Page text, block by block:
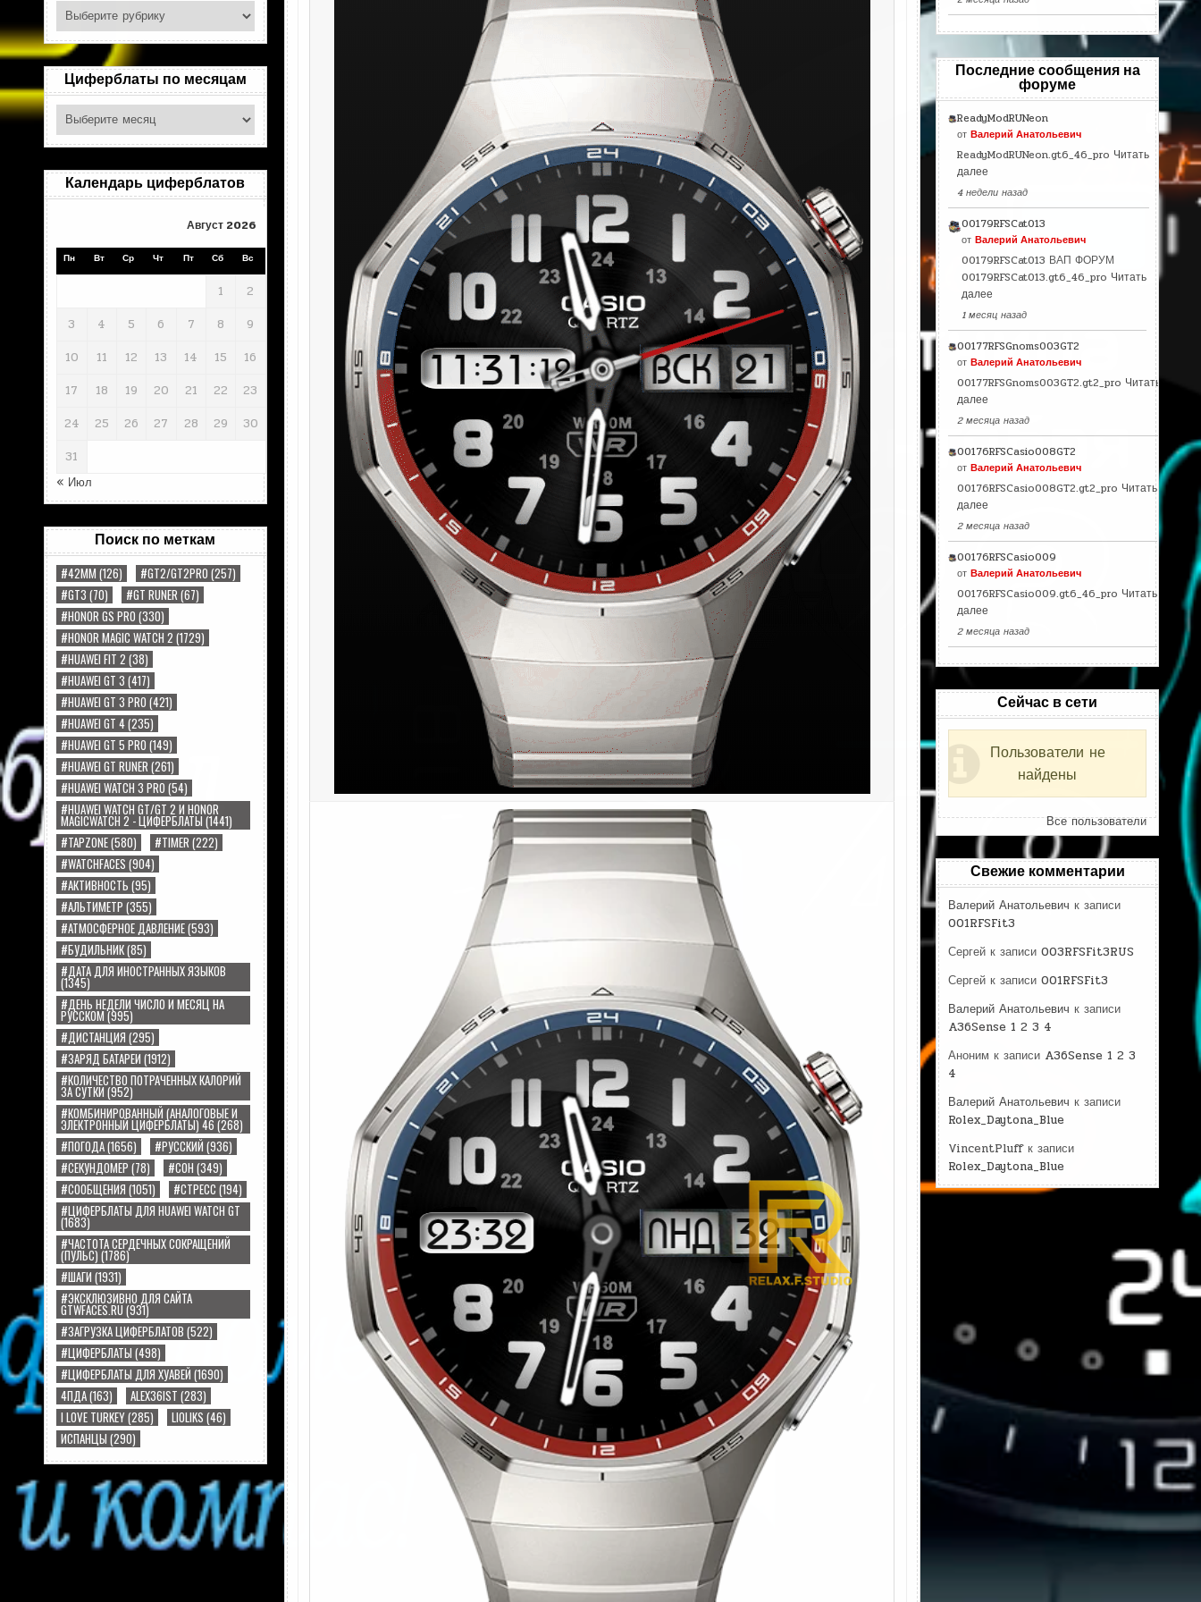
Поиск
рубрикам
Циферблаты по месяцам
Циферблаты
месяцам
Календарь циферблатов
Август 2026
Пн Вт Ср Чт Пт Сб Вс
1
2
3
4 5 6 7 8
9
10
11 12 13 14 15
16
17
18 19 20 21 22
23
24
25 26 27 28 29
30
31
« Июл
Поиск по меткам
#42MM (126) #GT2/GT2PRO (257)
#GT3 (70) #GT RUNER (67)
#HONOR GS PRO (330)
#HONOR MAGIC WATCH 2 (1729)
#HUAWEI FIT 2 (38)
#HUAWEI GT 3 (417)
#HUAWEI GT 3 PRO (421)
#HUAWEI GT 4(235)
#HUAWEI GT 5 PRO (149)
#HUAWEI GT RUNER (261)
#HUAWEI WATCH 3 PRO (54)
#HUAWEI WATCH GT/GT 2 И HONOR
MAGICWATCH 2 - ЦИФЕРБЛАТЫ(1441)
#TAPZONE(580) #TIMER (222)
#WATCHFACES (904)
#АКТИВНОСТЬ (95)
#АЛЬТИМЕТР (355)
#АТМОСФЕРНОЕ ДАВЛЕНИЕ(593)
#БУДИЛЬНИК(85)
#ДАТА ДЛЯ ИНОСТРАННЫХ ЯЗЫКОВ
(1345)
#ДЕНЬ НЕДЕЛИ ЧИСЛО И МЕСЯЦ НА
РУССКОМ(995)
#ДИСТАНЦИЯ (295)
#ЗАРЯД БАТАРЕИ (1912)
#КОЛИЧЕСТВО ПОТРАЧЕННЫХ КАЛОРИЙ
ЗА СУТКИ(952)
#КОМБИНИРОВАННЫЙ (АНАЛОГОВЫЕ И
ЭЛЕКТРОННЫЙ ЦИФЕРБЛАТЫ) 46(268)
#ПОГОДА(1656) #РУССКИЙ (936)
#СЕКУНДОМЕР (78) #СОН (349)
#СООБЩЕНИЯ (1051) #СТРЕСС (194)
#ЦИФЕРБЛАТЫ ДЛЯ HUAWEI WATCH GT
(1683)
#ЧАСТОТА СЕРДЕЧНЫХ СОКРАЩЕНИЙ
(ПУЛЬС)(1786)
#ШАГИ (1931)
#ЭКСКЛЮЗИВНО ДЛЯ САЙТА
GTWFACES.RU(931)
#ЗАГРУЗКА ЦИФЕРБЛАТОВ (522)
#ЦИФЕРБЛАТЫ (498)
#ЦИФЕРБЛАТЫ ДЛЯ ХУАВЕЙ (1690)
4ПДА(163) ALEX36IST (283)
I LOVE TURKEY(285) LIOLIKS (46)
ИСПАНЦЫ (290)
Последние сообщения на
форуме
ReadyModRUNeon
от Валерий Анатольевич
ReadyModRUNeon.gt6_46_pro Читать
далее
4 недели назад
00179RFSCat013
от Валерий Анатольевич
00179RFSCat013 ВАП ФОРУМ
00179RFSCat013.gt6_46_pro Читать
далее
1 месяц назад
00177RFSGnoms003GT2
от Валерий Анатольевич
00177RFSGnoms003GT2.gt2_pro Читать
далее
2 месяца назад
00176RFSCasio008GT2
от Валерий Анатольевич
00176RFSCasio008GT2.gt2_pro Читать
далее
2 месяца назад
00176RFSCasio009
от Валерий Анатольевич
00176RFSCasio009.gt6_46_pro Читать
далее
2 месяца назад
Сейчас в сети
Пользователи не
найдены
Все пользователи
Свежие комментарии
Валерий Анатольевич к записи
001RFSFit3
Сергей к записи 003RFSFit3RUS
Сергей к записи 001RFSFit3
Валерий Анатольевич к записи
A36Sense 1 2 3 4
Аноним к записи A36Sense 1 2 3
4
Валерий Анатольевич к записи
Rolex_Daytona_Blue
VincentPluffк записи
Rolex_Daytona_Blue